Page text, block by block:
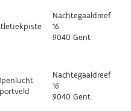
Nachtegaaldreef
16
9040 Gent
Nachtegaaldreef
16
9040 Gent